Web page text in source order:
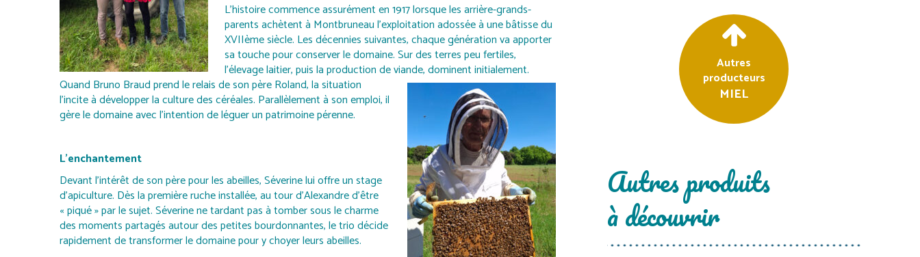
L’histoire commence assurément en 1917 lorsque les arrière-grands-
parents achètent à Montbruneau l’exploitation adossée à une bâtisse du
XVIIème siècle. Les décennies suivantes, chaque génération va apporter
sa touche pour conserver le domaine. Sur des terres peu fertiles,
l’élevage laitier, puis la production de viande, dominent initialement.
Quand Bruno Braud prend le relais de son père Roland, la situation
l’incite à développer la culture des céréales. Parallèlement à son emploi, il
gère le domaine avec l’intention de léguer un patrimoine pérenne.
L’enchantement
Devant l’intérêt de son père pour les abeilles, Séverine lui offre un stage
d’apiculture. Dès la première ruche installée, au tour d’Alexandre d’être
« piqué » par le sujet. Séverine ne tardant pas à tomber sous le charme
des moments partagés autour des petites bourdonnantes, le trio décide
rapidement de transformer le domaine pour y choyer leurs abeilles.
Autres
producteurs
MIEL
Autres produits
à découvrir